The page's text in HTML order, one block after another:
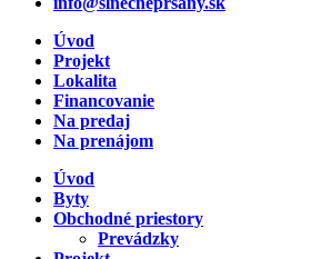
Úvod
Projekt
Lokalita
Financovanie
Na predaj
Na prenájom
Úvod
Byty
Obchodné priestory
Prevádzky